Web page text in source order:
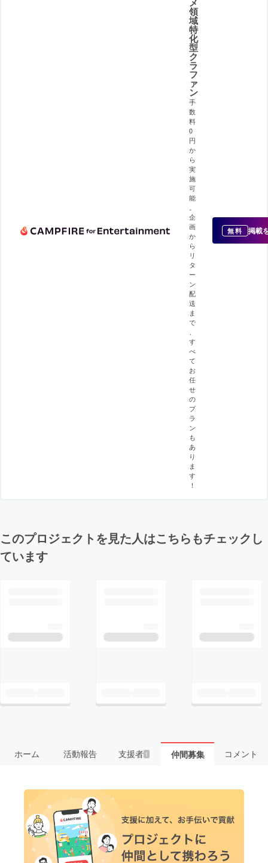
メ
領
域
特
化
型
ク
ラ
フ
ァ
ン
手
数
料
0
円
か
ら
実
施
可
能
。
企
画
か
ら
リ
タ
ー
ン
配
送
ま
で
、
す
べ
て
お
任
せ
の
プ
ラ
ン
も
あ
り
ま
す
！
無料 掲載
このプロジェクトを見た人はこちらもチェックし
ています
ホーム 活動報告 支援者 1 仲間募集 コメント